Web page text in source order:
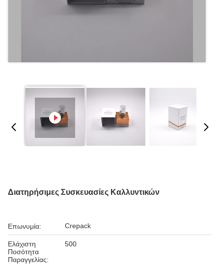
Διατηρήσιμες Συσκευασίες Καλλυντικών
Επωνυμία: Crepack
Ελάχιστη
Ποσότητα
Παραγγελίας:
500